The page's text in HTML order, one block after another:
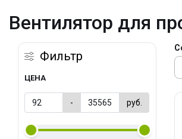
Вентилятор для
Фильтр
ЦЕНА
- руб.